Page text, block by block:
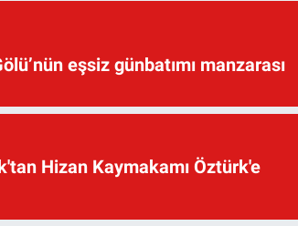
eşsiz günbatımı manzarası
Hizan Kaymakamı Öztürk'e